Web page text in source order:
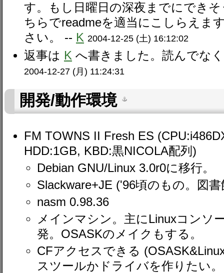
す。もし日曜日の深夜までにでき
ちらでreadmeを適当にこしらえま
さい。 -- K 2004-12-25 (土) 16:12:02
返事は K へ書きました。読んでな
2004-12-27 (月) 11:24:31
開発/動作環境
FM TOWNS II Fresh ES
HDD:1GB, KBD:黒NICOLA配列)
Debian GNU/Linux 3.0r0に移行。
Slackware+JE ('96頃のもの。図
nasm 0.98.36
メインマシン。主にLinuxコンソ
発。OSASKのメイクもする。
CFアクセスできる
スツールかドライバを作りたい。